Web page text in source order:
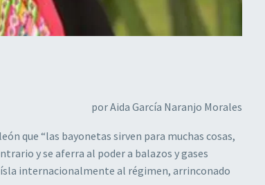
por Aida García Naranjo Morales
que “las bayonetas sirven para muchas cosas,
y se aferra al poder a balazos y gases
internacionalmente al régimen, arrinconado